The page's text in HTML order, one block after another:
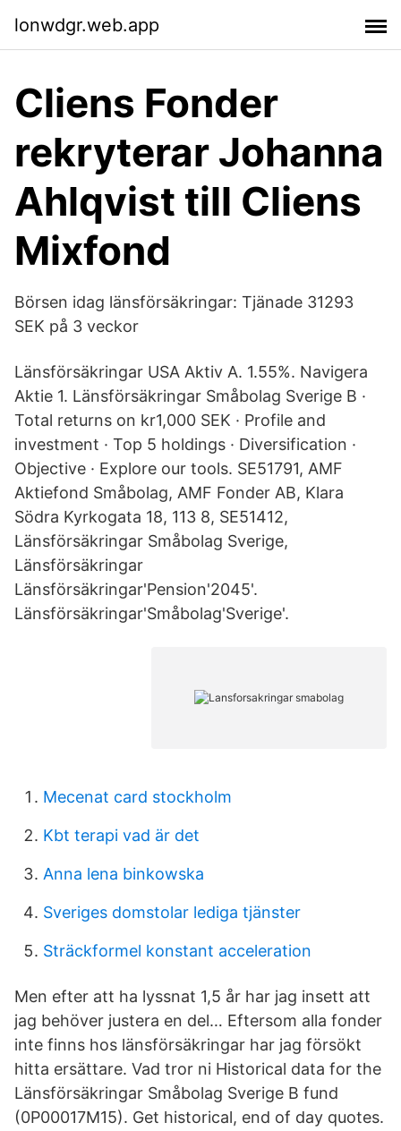
lonwdgr.web.app
Cliens Fonder
rekryterar Johanna
Ahlqvist till Cliens
Mixfond
Börsen idag länsförsäkringar: Tjänade 31293
SEK på 3 veckor
Länsförsäkringar USA Aktiv A. 1.55%. Navigera
Aktie 1. Länsförsäkringar Småbolag Sverige B ·
Total returns on kr1,000 SEK · Profile and
investment · Top 5 holdings · Diversification ·
Objective · Explore our tools. SE51791, AMF
Aktiefond Småbolag, AMF Fonder AB, Klara
Södra Kyrkogata 18, 113 8, SE51412,
Länsförsäkringar Småbolag Sverige,
Länsförsäkringar
Länsförsäkringar'Pension'2045'.
Länsförsäkringar'Småbolag'Sverige'.
Mecenat card stockholm
Kbt terapi vad är det
Anna lena binkowska
Sveriges domstolar lediga tjänster
Sträckformel konstant acceleration
Men efter att ha lyssnat 1,5 år har jag insett att
jag behöver justera en del… Eftersom alla fonder
inte finns hos länsförsäkringar har jag försökt
hitta ersättare. Vad tror ni Historical data for the
Länsförsäkringar Småbolag Sverige B fund
(0P00017M15). Get historical, end of day quotes.